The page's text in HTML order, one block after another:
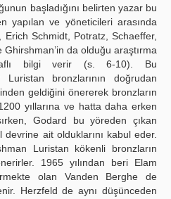
başladığını belirten yazar bu
yapılan ve yöneticileri arasında
Schmidt, Potratz, Schaeffer,
da olduğu araştırma
bilgi verir (s. 6-10). Bu
Luristan bronzlarının doğrudan
geldiğini önererek bronzların
yıllarına ve hatta daha erken
Godard bu yöreden çıkan
devrine ait olduklarını kabul eder.
Luristan kökenli bronzların
1965 yılından beri Elam
olan Vanden Berghe de
Herzfeld de aynı düşünceden